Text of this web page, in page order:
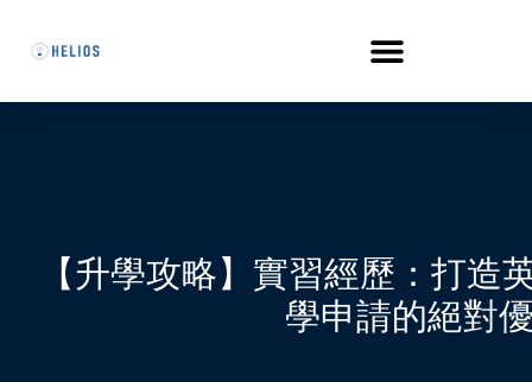
【升學攻略】實習經歷：打造
學申請的絕對